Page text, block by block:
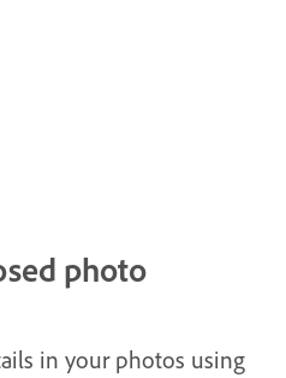
photo
in your photos using